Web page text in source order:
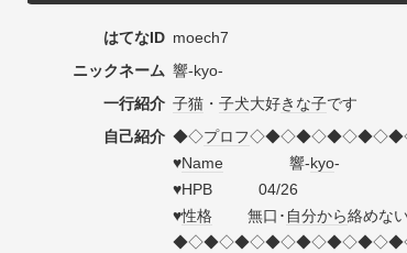
はてなID moech7
ニックネーム 響-kyo-
一行紹介 子猫 ・ 子犬大好きな子です
自己紹介 ◆◇プロフ
♥Name 響-kyo-
♥HPB 04/26
♥性格 無口･ 自分から絡めな